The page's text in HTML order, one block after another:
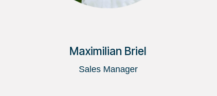
Maximilian Briel
Sales Manager